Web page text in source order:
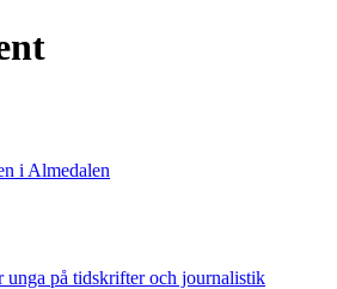
i Almedalen
unga på tidskrifter och journalistik